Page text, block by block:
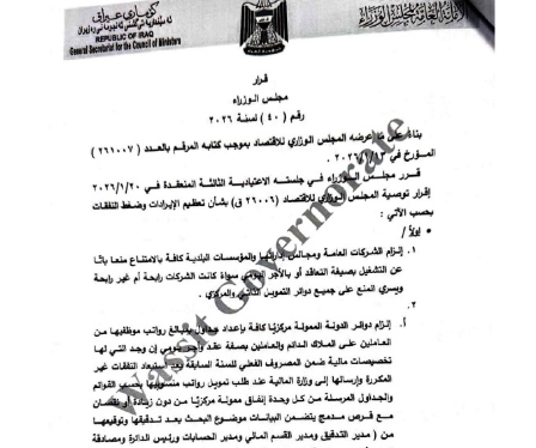
المرحلة الابتدائية
المرحلة المتوسطة
المرحلة الاعدادية
ملازم دراسية
المرحلة الابتدائية
المرحلة المتوسطة
المرحلة الاعدادية
دروس